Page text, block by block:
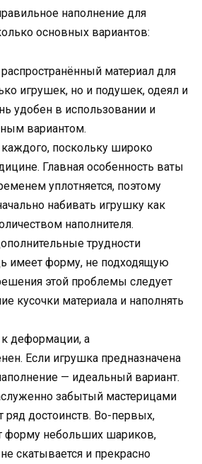
наполнение для
основных вариантов:
материал для
игрушек, но и подушек, одеял и
удобен в использовании и
вариантом.
поскольку широко
Главная особенность ваты
уплотняется, поэтому
набивать игрушку как
наполнителя.
трудности
имеет форму, не подходящую
этой проблемы следует
кусочки материала и наполнять
к деформации, а
Если игрушка предназначена
— идеальный вариант.
забытый мастерицами
ряд достоинств. Во-первых,
форму небольших шариков,
скатывается и прекрасно